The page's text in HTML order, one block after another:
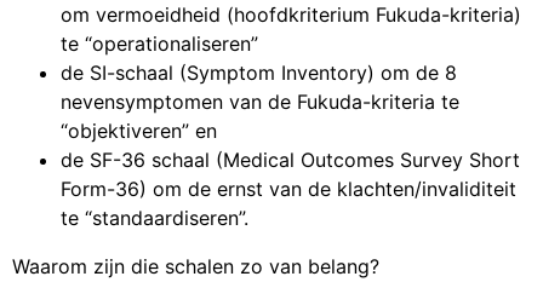
om vermoeidheid (hoofdkriterium Fukuda-kriteria)
te “operationaliseren”
de SI-schaal (Symptom Inventory) om de 8
nevensymptomen van de Fukuda-kriteria te
“objektiveren” en
de SF-36 schaal (Medical Outcomes Survey Short
Form-36) om de ernst van de klachten/invaliditeit
te “standaardiseren”.
Waarom zijn die schalen zo van belang?